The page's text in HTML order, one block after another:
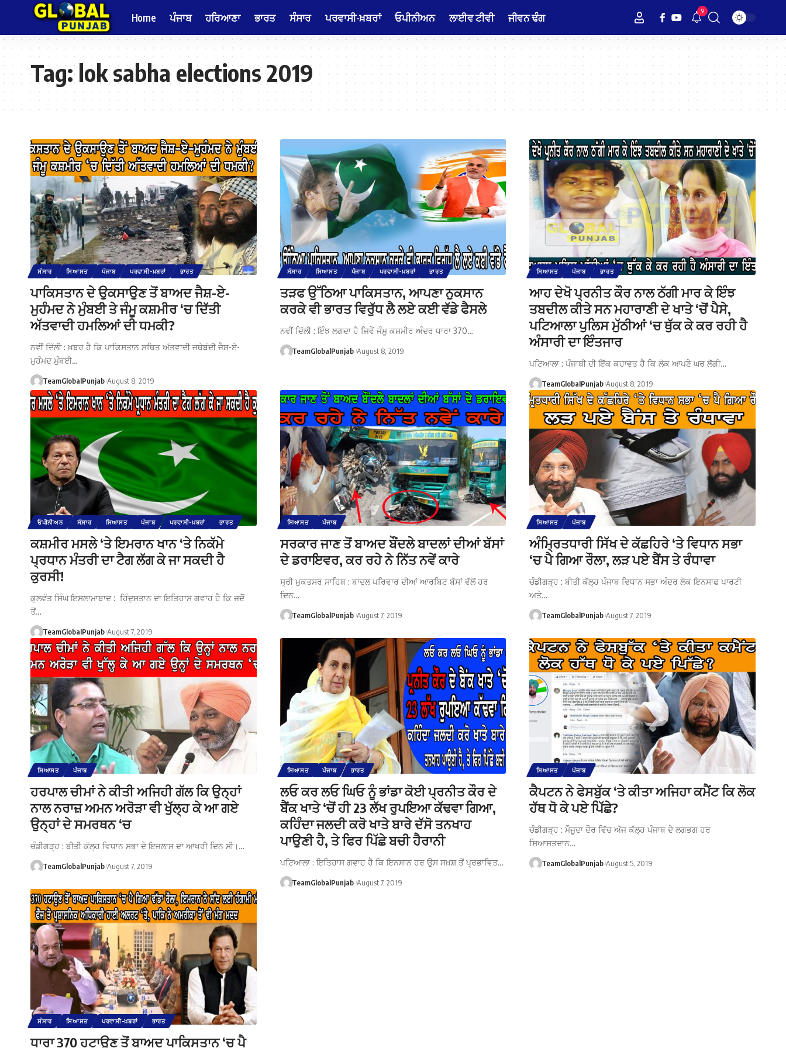
Home ਪੰਜਾਬ ਹਰਿਆਣਾ ਭਾਰਤ ਸੰਸਾਰ ਪਰਵਾਸੀ-ਖ਼ਬਰਾਂ ਓਪੀਨੀਅਨ ਲਾਈਵ ਟੀਵੀ ਜੀਵਨ ਢੰਗ 9
Tag:lok sabha elections 2019
ਸੰਸਾਰ ਸਿਆਸਤ ਪੰਜਾਬ ਪਰਵਾਸੀ-ਖ਼ਬਰਾਂ ਭਾਰਤ
ਪਾਕਿਸਤਾਨ ਦੇ ਉਕਸਾਉਣ ਤੋਂ ਬਾਅਦ ਜੈਸ਼-ਏ-
ਮੁਹੰਮਦ ਨੇ ਮੁੰਬਈ ਤੇ ਜੰਮੂ ਕਸ਼ਮੀਰ ‘ਚ ਦਿੱਤੀ
ਅੱਤਵਾਦੀ ਹਮਲਿਆਂ ਦੀ ਧਮਕੀ?
ਨਵੀਂ ਦਿੱਲੀ : ਖ਼ਬਰ ਹੈ ਕਿ ਪਾਕਿਸਤਾਨ ਸਥਿਤ ਅੱਤਵਾਦੀ ਜਥੇਬੰਦੀ ਜੈਸ਼-ਏ-
ਮੁਹੰਮਦ ਮੁੰਬਈ…
TeamGlobalPunjab August 8, 2019
ਸੰਸਾਰ ਸਿਆਸਤ ਪੰਜਾਬ ਪਰਵਾਸੀ-ਖ਼ਬਰਾਂ ਭਾਰਤ
ਤੜਫ ਉੱਠਿਆ ਪਾਕਿਸਤਾਨ, ਆਪਣਾ ਨੁਕਸਾਨ
ਕਰਕੇ ਵੀ ਭਾਰਤ ਵਿਰੁੱਧ ਲੈ ਲਏ ਕਈ ਵੱਡੇ ਫੈਸਲੇ
ਨਵੀਂ ਦਿੱਲੀ : ਇੰਝ ਲਗਦਾ ਹੈ ਜਿਵੇਂ ਜੰਮੂ ਕਸ਼ਮੀਰ ਅੰਦਰ ਧਾਰਾ 370…
TeamGlobalPunjab August 8, 2019
ਸਿਆਸਤ ਪੰਜਾਬ ਭਾਰਤ
ਆਹ ਦੇਖੋ ਪ੍ਰਨੀਤ ਕੌਰ ਨਾਲ ਠੱਗੀ ਮਾਰ ਕੇ ਇੰਝ
ਤਬਦੀਲ ਕੀਤੇ ਸਨ ਮਹਾਰਾਣੀ ਦੇ ਖਾਤੇ ‘ਚੋਂ ਪੈਸੇ,
ਪਟਿਆਲਾ ਪੁਲਿਸ ਮੁੱਠੀਆਂ ‘ਚ ਥੁੱਕ ਕੇ ਕਰ ਰਹੀ ਹੈ
ਅੰਸਾਰੀ ਦਾ ਇੰਤਜਾਰ
ਪਟਿਆਲਾ : ਪੰਜਾਬੀ ਦੀ ਇੱਕ ਕਹਾਵਤ ਹੈ ਕਿ ਲੋਕ ਆਪਣੇ ਘਰ ਲੱਗੀ…
TeamGlobalPunjab August 8, 2019
ਓਪੀਨੀਅਨ ਸੰਸਾਰ ਸਿਆਸਤ ਪੰਜਾਬ ਪਰਵਾਸੀ-ਖ਼ਬਰਾਂ ਭਾਰਤ
ਕਸ਼ਮੀਰ ਮਸਲੇ ‘ਤੇ ਇਮਰਾਨ ਖਾਨ ‘ਤੇ ਨਿਕੱਮੇ
ਪ੍ਰਧਾਨ ਮੰਤਰੀ ਦਾ ਟੈਗ ਲੱਗ ਕੇ ਜਾ ਸਕਦੀ ਹੈ
ਕੁਰਸੀ!
ਕੁਲਵੰਤ ਸਿੰਘ ਇਸਲਾਮਾਬਾਦ : ਹਿੰਦੁਸਤਾਨ ਦਾ ਇਤਿਹਾਸ ਗਵਾਹ ਹੈ ਕਿ ਜਦੋਂ
ਤੋਂ…
TeamGlobalPunjab August 7, 2019
ਸਿਆਸਤ ਪੰਜਾਬ
ਸਰਕਾਰ ਜਾਣ ਤੋਂ ਬਾਅਦ ਬੌਂਦਲੇ ਬਾਦਲਾਂ ਦੀਆਂ ਬੱਸਾਂ
ਦੇ ਡਰਾਇਵਰ, ਕਰ ਰਹੇ ਨੇ ਨਿੱਤ ਨਵੇਂ ਕਾਰੇ
ਸ੍ਰੀ ਮੁਕਤਸਰ ਸਾਹਿਬ : ਬਾਦਲ ਪਰਿਵਾਰ ਦੀਆਂ ਆਰਬਿਟ ਬੱਸਾਂ ਵੱਲੋਂ ਹਰ
ਦਿਨ…
TeamGlobalPunjab August 7, 2019
ਸਿਆਸਤ ਪੰਜਾਬ
ਅੰਮ੍ਰਿਤਧਾਰੀ ਸਿੱਖ ਦੇ ਕੱਛਹਿਰੇ ‘ਤੇ ਵਿਧਾਨ ਸਭਾ
‘ਚ ਪੈ ਗਿਆ ਰੌਲਾ, ਲੜ ਪਏ ਬੈਂਸ ਤੇ ਰੰਧਾਵਾ
ਚੰਡੀਗੜ੍ਹ : ਬੀਤੀ ਕੱਲ੍ਹ ਪੰਜਾਬ ਵਿਧਾਨ ਸਭਾ ਅੰਦਰ ਲੋਕ ਇਨਸਾਫ ਪਾਰਟੀ
ਅਤੇ…
TeamGlobalPunjab August 7, 2019
ਸਿਆਸਤ ਪੰਜਾਬ
ਹਰਪਾਲ ਚੀਮਾਂ ਨੇ ਕੀਤੀ ਅਜਿਹੀ ਗੱਲ ਕਿ ਉਨ੍ਹਾਂ
ਨਾਲ ਨਰਾਜ਼ ਅਮਨ ਅਰੋੜਾ ਵੀ ਖੁੱਲ੍ਹ ਕੇ ਆ ਗਏ
ਉਨ੍ਹਾਂ ਦੇ ਸਮਰਥਨ ‘ਚ
ਚੰਡੀਗੜ੍ਹ : ਬੀਤੀ ਕੱਲ੍ਹ ਵਿਧਾਨ ਸਭਾ ਦੇ ਇਜਲਾਸ ਦਾ ਆਖਰੀ ਦਿਨ ਸੀ।…
TeamGlobalPunjab August 7, 2019
ਸਿਆਸਤ ਪੰਜਾਬ ਭਾਰਤ
ਲਓ ਕਰ ਲਓ ਘਿਓ ਨੂੰ ਭਾਂਡਾ ਕੋਈ ਪ੍ਰਨੀਤ ਕੌਰ ਦੇ
ਬੈਂਕ ਖਾਤੇ ‘ਚੋਂ ਹੀ 23 ਲੱਖ ਰੁਪਇਆ ਕੱਢਵਾ ਗਿਆ,
ਕਹਿੰਦਾ ਜਲਦੀ ਕਰੋ ਖਾਤੇ ਬਾਰੇ ਦੱਸੋ ਤਨਖਾਹ
ਪਾਉਣੀ ਹੈ, ਤੇ ਫਿਰ ਪਿੱਛੇ ਬਚੀ ਹੈਰਾਨੀ
ਪਟਿਆਲਾ : ਇਤਿਹਾਸ ਗਵਾਹ ਹੈ ਕਿ ਇਨਸਾਨ ਹਰ ਉਸ ਸਖ਼ਸ਼ ਤੋਂ ਪ੍ਰਭਾਵਿਤ…
TeamGlobalPunjab August 7, 2019
ਸਿਆਸਤ ਪੰਜਾਬ
ਕੈਪਟਨ ਨੇ ਫੇਸਬੁੱਕ ‘ਤੇ ਕੀਤਾ ਅਜਿਹਾ ਕਮੈਂਟ ਕਿ ਲੋਕ
ਹੱਥ ਧੋ ਕੇ ਪਏ ਪਿੱਛੇ?
ਚੰਡੀਗੜ੍ਹ : ਮੌਜੂਦਾ ਦੌਰ ਵਿੱਚ ਅੱਜ ਕੱਲ੍ਹ ਪੰਜਾਬ ਦੇ ਲਗਭਗ ਹਰ
ਸਿਆਸਤਦਾਨ…
TeamGlobalPunjab August 5, 2019
ਸੰਸਾਰ ਸਿਆਸਤ ਪਰਵਾਸੀ-ਖ਼ਬਰਾਂ ਭਾਰਤ
ਧਾਰਾ 370 ਹਟਾਉਣ ਤੋਂ ਬਾਅਦ ਪਾਕਿਸਤਾਨ ‘ਚ ਪੈ